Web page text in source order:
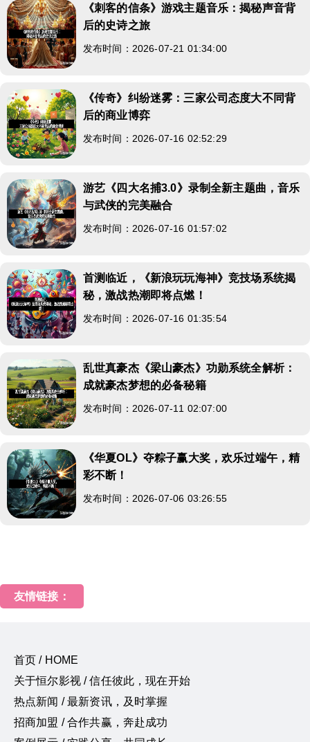
《刺客的信条》游戏主题音乐：揭秘声音背
后的史诗之旅
发布时间：2026-07-21 01:34:00
《传奇》纠纷迷雾：三家公司态度大不同背
后的商业博弈
发布时间：2026-07-16 02:52:29
游艺《四大名捕3.0》录制全新主题曲，音乐
与武侠的完美融合
发布时间：2026-07-16 01:57:02
首测临近，《新浪玩玩海神》竞技场系统揭
秘，激战热潮即将点燃！
发布时间：2026-07-16 01:35:54
乱世真豪杰《梁山豪杰》功勋系统全解析：
成就豪杰梦想的必备秘籍
发布时间：2026-07-11 02:07:00
《华夏OL》夺粽子赢大奖，欢乐过端午，精
彩不断！
发布时间：2026-07-06 03:26:55
友情链接：
首页 / HOME
关于恒尔影视 / 信任彼此，现在开始
热点新闻 / 最新资讯，及时掌握
招商加盟 / 合作共赢，奔赴成功